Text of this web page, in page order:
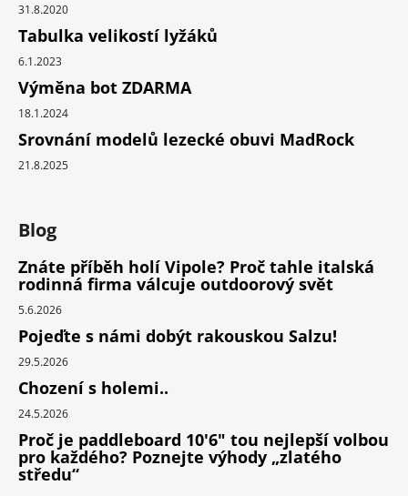
31.8.2020
Tabulka velikostí lyžáků
6.1.2023
Výměna bot ZDARMA
18.1.2024
Srovnání modelů lezecké obuvi MadRock
21.8.2025
Blog
Znáte příběh holí Vipole? Proč tahle italská
rodinná firma válcuje outdoorový svět
5.6.2026
Pojeďte s námi dobýt rakouskou Salzu!
29.5.2026
Chození s holemi..
24.5.2026
Proč je paddleboard 10'6" tou nejlepší volbou
pro každého? Poznejte výhody „zlatého
středu“